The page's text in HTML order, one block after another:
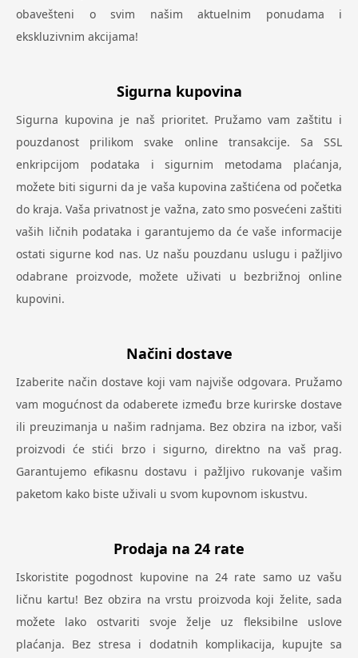
obavešteni o svim našim aktuelnim ponudama i
ekskluzivnim akcijama!
Sigurna kupovina
Sigurna kupovina je naš prioritet. Pružamo vam zaštitu i
pouzdanost prilikom svake online transakcije. Sa SSL
enkripcijom podataka i sigurnim metodama plaćanja,
možete biti sigurni da je vaša kupovina zaštićena od početka
do kraja. Vaša privatnost je važna, zato smo posvećeni zaštiti
vaših ličnih podataka i garantujemo da će vaše informacije
ostati sigurne kod nas. Uz našu pouzdanu uslugu i pažljivo
odabrane proizvode, možete uživati u bezbrižnoj online
kupovini.
Načini dostave
Izaberite način dostave koji vam najviše odgovara. Pružamo
vam mogućnost da odaberete između brze kurirske dostave
ili preuzimanja u našim radnjama. Bez obzira na izbor, vaši
proizvodi će stići brzo i sigurno, direktno na vaš prag.
Garantujemo efikasnu dostavu i pažljivo rukovanje vašim
paketom kako biste uživali u svom kupovnom iskustvu.
Prodaja na 24 rate
Iskoristite pogodnost kupovine na 24 rate samo uz vašu
ličnu kartu! Bez obzira na vrstu proizvoda koji želite, sada
možete lako ostvariti svoje želje uz fleksibilne uslove
plaćanja. Bez stresa i dodatnih komplikacija, kupujte sa